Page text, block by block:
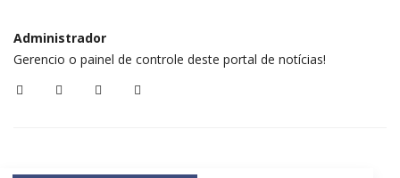
Administrador
Gerencio o painel de controle deste portal de notícias!